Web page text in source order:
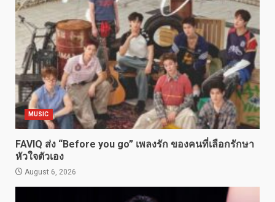
MUSIC
FAVIQ ส่ง “Before you go” เพลงรัก ของคนที่เลือกรักษา
หัวใจตัวเอง
August 6, 2026